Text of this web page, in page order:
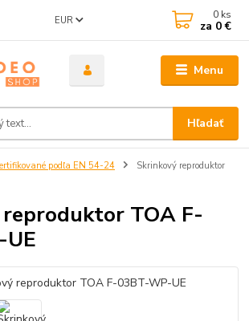
Menu
EUR
Hľadať
0 ks
za 0 €
podľa EN 54-24
Skrinkový reproduktor
TOA F-